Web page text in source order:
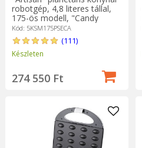
robotgép, 4,8 literes tállal,
175-ös modell, "Candy
Apple" - KitchenAid
Kód: 5KSM175PSECA
(111)
Készleten
274 550 Ft